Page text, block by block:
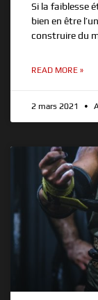
Si la faiblesse
bien en être
construire du
READ MORE »
2 mars 2021